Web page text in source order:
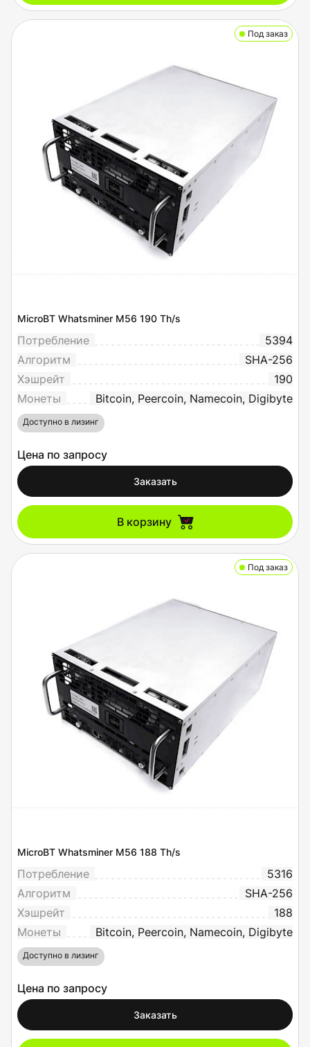
Под заказ
MicroBT Whatsminer M56 190 Th/s
Потребление
5394
Алгоритм
SHA-256
Хэшрейт
190
Монеты
Bitcoin, Peercoin, Namecoin, Digibyte
Доступно в лизинг
Цена по запросу
Заказать
В корзину
Под заказ
MicroBT Whatsminer M56 188 Th/s
Потребление
5316
Алгоритм
SHA-256
Хэшрейт
188
Монеты
Bitcoin, Peercoin, Namecoin, Digibyte
Доступно в лизинг
Цена по запросу
Заказать